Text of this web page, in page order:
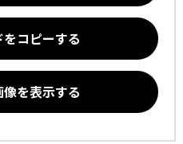
コピーする
を表示する